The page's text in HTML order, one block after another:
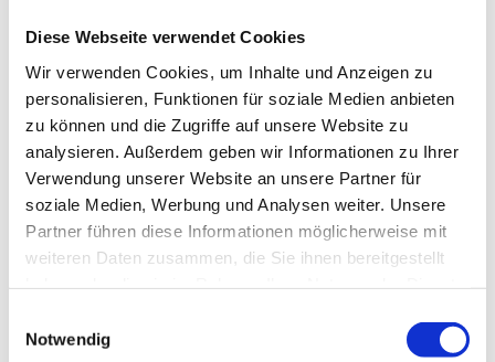
Diese Webseite verwendet Cookies
Wir verwenden Cookies, um Inhalte und Anzeigen zu
personalisieren, Funktionen für soziale Medien anbieten
zu können und die Zugriffe auf unsere Website zu
analysieren. Außerdem geben wir Informationen zu Ihrer
Verwendung unserer Website an unsere Partner für
soziale Medien, Werbung und Analysen weiter. Unsere
Partner führen diese Informationen möglicherweise mit
weiteren Daten zusammen, die Sie ihnen bereitgestellt
Notwendig
Dekoren und Mustern. Wir schaffen harmonische, elegante
und langlebige Fliesenspiegel und Böden. Auch für
Geschäftsräume und Außenbereiche bieten wir eine Fülle
individueller Lösungen. Wir gestalten Balkone, Gehwege,
Eingangsbereiche, Treppen und Terrassen neu. Unsere
wetterfesten und stilvollen Fliesen sorgen für einen
ausgezeichneten Gehkomfort. Entdecken Sie die
Bodenfliesen
Wandfliesen